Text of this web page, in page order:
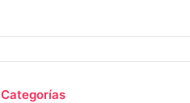
Categorías